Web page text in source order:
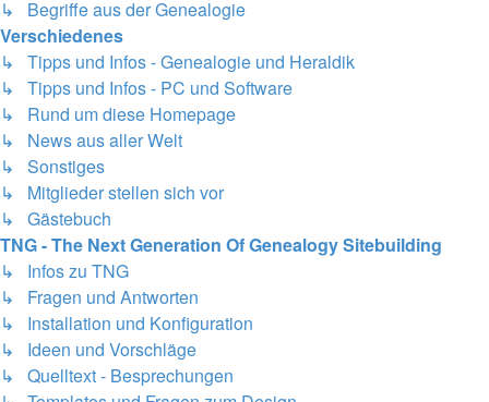
↳ Begriffe aus der Genealogie
Verschiedenes
↳ Tipps und Infos - Genealogie und Heraldik
↳ Tipps und Infos - PC und Software
↳ Rund um diese Homepage
↳ News aus aller Welt
↳ Sonstiges
↳ Mitglieder stellen sich vor
↳ Gästebuch
TNG - The Next Generation Of Genealogy Sitebuilding
↳ Infos zu TNG
↳ Fragen und Antworten
↳ Installation und Konfiguration
↳ Ideen und Vorschläge
↳ Quelltext - Besprechungen